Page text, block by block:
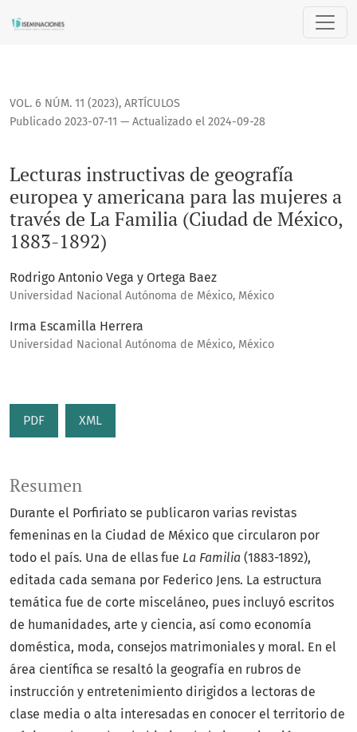
Lecturas instructivas de geografía europea y americana
VOL. 6 NÚM. 11 (2023), ARTÍCULOS
Lecturas instructivas de geografía
europea y americana para las mujeres a
través de La Familia (Ciudad de México,
1883-1892)
Publicado 2023-07-11 — Actualizado el 2024-09-28
Rodrigo Antonio Vega y Ortega Baez
Universidad Nacional Autónoma de México, México
Irma Escamilla Herrera
Universidad Nacional Autónoma de México, México
PDF XML
Resumen
Durante el Porfiriato se publicaron varias revistas
femeninas en la Ciudad de México que circularon por
todo el país. Una de ellas fue La Familia (1883-1892),
editada cada semana por Federico Jens. La estructura
temática fue de corte misceláneo, pues incluyó escritos
de humanidades, arte y ciencia, así como economía
doméstica, moda, consejos matrimoniales y moral. En el
área científica se resaltó la geografía en rubros de
instrucción y entretenimiento dirigidos a lectoras de
clase media o alta interesadas en conocer el territorio de